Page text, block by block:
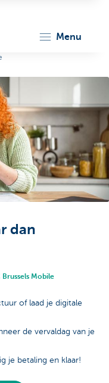
menu
dan
Mobile
of laad je digitale
de vervaldag van je
je betaling en klaar!